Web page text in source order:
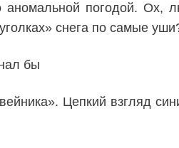
аномальной погодой. Ох,
снега по самые
бы
Цепкий взгляд